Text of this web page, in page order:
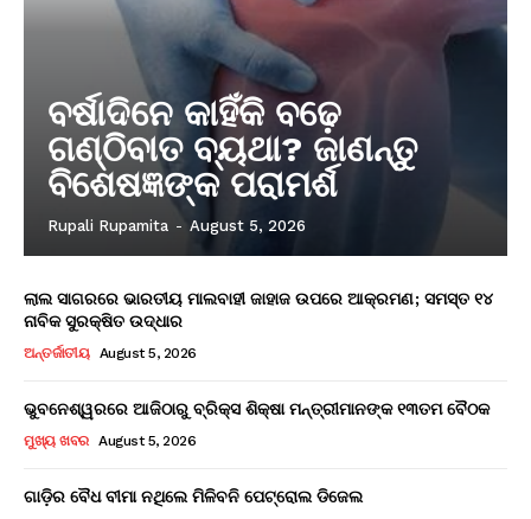
ବର୍ଷାଦିନେ କାହିଁକି ବଢ଼େ
ଗଣ୍ଠିବାତ ବ୍ୟଥା? ଜାଣନ୍ତୁ
ବିଶେଷଜ୍ଞଙ୍କ ପରାମର୍ଶ
Rupali Rupamita - August 5, 2026
ଲାଲ ସାଗରରେ ଭାରତୀୟ ମାଲବାହୀ ଜାହାଜ ଉପରେ ଆକ୍ରମଣ; ସମସ୍ତ ୧୪
ନାବିକ ସୁରକ୍ଷିତ ଉଦ୍ଧାର
ଅନ୍ତର୍ଜାତୀୟ August 5, 2026
ଭୁବନେଶ୍ୱରରେ ଆଜିଠାରୁ ବ୍ରିକ୍ସ ଶିକ୍ଷା ମନ୍ତ୍ରୀମାନଙ୍କ ୧୩ତମ ବୈଠକ
ମୁଖ୍ୟ ଖବର August 5, 2026
ଗାଡ଼ିର ବୈଧ ବୀମା ନଥିଲେ ମିଳିବନି ପେଟ୍ରୋଲ ଡିଜେଲ